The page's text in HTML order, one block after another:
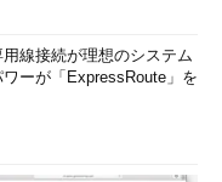
線接続が理想のシステム
ーが「ExpressRoute」を